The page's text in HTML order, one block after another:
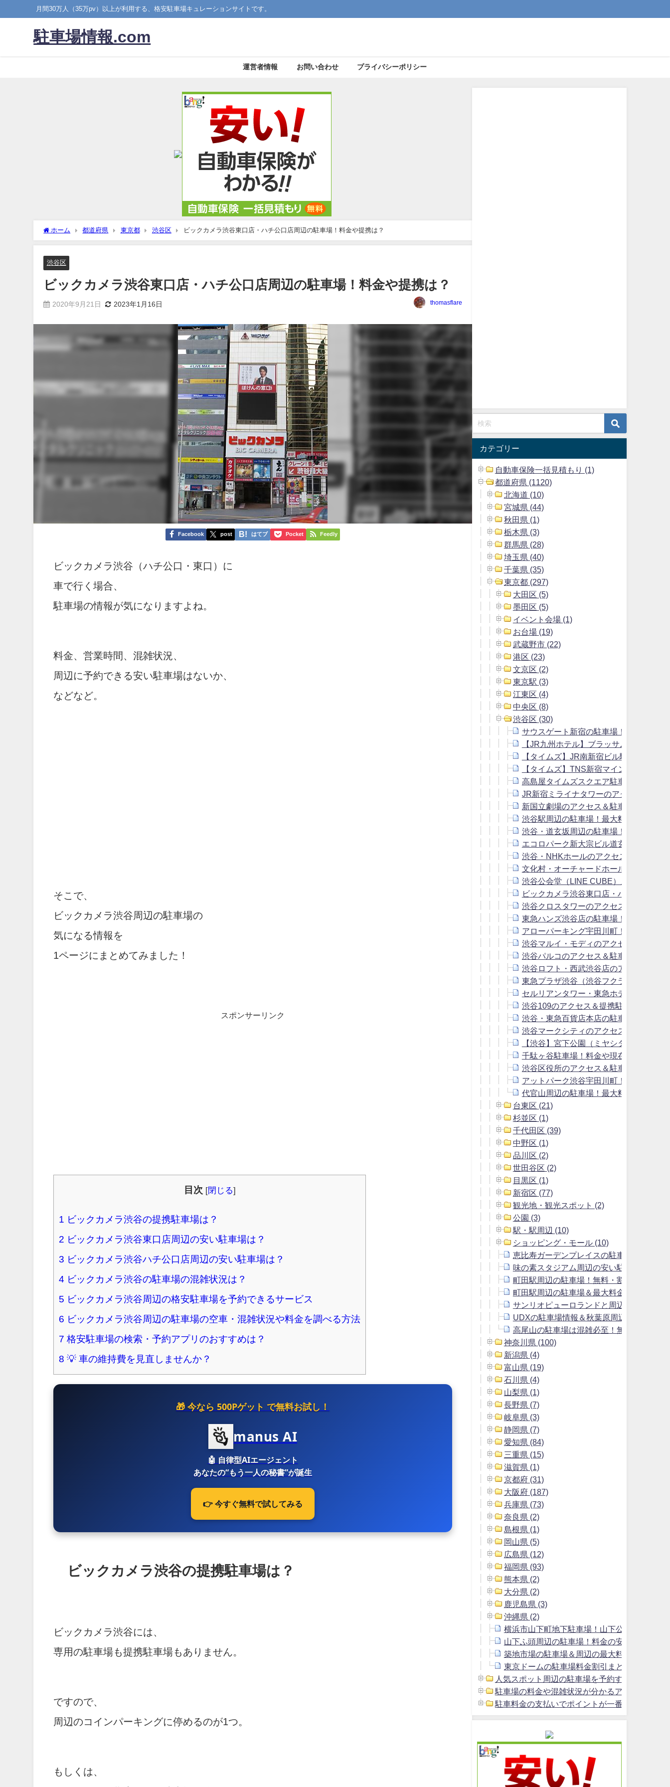
月間30万人（35万pv）以上が利用する、格安駐車場キュレーションサイトです。
駐車場情報.com
運営者情報 お問い合わせ プライバシーポリシー
ホーム 都道府県 東京都 渋谷区 ビックカメラ渋谷東口店・ハチ公口店周辺の駐車場！料金や提携は？
渋谷区
ビックカメラ渋谷東口店・ハチ公口店周辺の駐車場！料金や提携は？
2020年9月21日 2023年1月16日 thomasflare
Facebook post はてブ Pocket Feedly
ビックカメラ渋谷（ハチ公口・東口）に
車で行く場合、
駐車場の情報が気になりますよね。
料金、営業時間、混雑状況、
周辺に予約できる安い駐車場はないか、
などなど。
そこで、
ビックカメラ渋谷周辺の駐車場の
気になる情報を
1ページにまとめてみました！
スポンサーリンク
目次 [閉じる]
1 ビックカメラ渋谷の提携駐車場は？
2 ビックカメラ渋谷東口店周辺の安い駐車場は？
3 ビックカメラ渋谷ハチ公口店周辺の安い駐車場は？
4 ビックカメラ渋谷の駐車場の混雑状況は？
5 ビックカメラ渋谷周辺の格安駐車場を予約できるサービス
6 ビックカメラ渋谷周辺の駐車場の空車・混雑状況や料金を調べる方法
7 格安駐車場の検索・予約アプリのおすすめは？
8 💡 車の維持費を見直しませんか？
🎁 今なら 500Pゲット で無料お試し！
manus AI
🤖 自律型AIエージェント
あなたの“もう一人の秘書”が誕生
👉 今すぐ無料で試してみる
ビックカメラ渋谷の提携駐車場は？
ビックカメラ渋谷には、
専用の駐車場も提携駐車場もありません。
ですので、
周辺のコインパーキングに停めるのが1つ。
もしくは、
カテゴリー
自動車保険一括見積もり (1)
都道府県 (1120)
北海道 (10)
宮城県 (44)
秋田県 (1)
栃木県 (3)
群馬県 (28)
埼玉県 (40)
千葉県 (35)
東京都 (297)
大田区 (5)
墨田区 (5)
イベント会場 (1)
お台場 (19)
武蔵野市 (22)
港区 (23)
文京区 (2)
東京駅 (3)
江東区 (4)
中央区 (8)
渋谷区 (30)
サウスゲート新宿の駐車場！料金や営業
【JR九州ホテル】ブラッサム新宿の駐
【タイムズ】JR南新宿ビル駐車場！料
【タイムズ】TNS新宿マインズタワー
高島屋タイムズスクエア駐車場！料金や
JR新宿ミライナタワーのアクセス＆駐
新国立劇場のアクセス＆駐車場は安い？
渋谷駅周辺の駐車場！最大料金の安い予
渋谷・道玄坂周辺の駐車場！最大料金
エコロパーク新大宗ビル道玄坂駐車場！
渋谷・NHKホールのアクセス＆周辺の
文化村・オーチャードホールのアクセス
渋谷公会堂（LINE CUBE）周辺の駐車
ビックカメラ渋谷東口店・ハチ公口店周
渋谷クロスタワーのアクセス＆駐車場！
東急ハンズ渋谷店の駐車場！料金・混雑
アローパーキング宇田川町！料金・東急
渋谷マルイ・モディのアクセス＆駐車場
渋谷パルコのアクセス＆駐車場！料金や
渋谷ロフト・西武渋谷店のアクセス＆駐
東急プラザ渋谷（渋谷フクラス）のアク
セルリアンタワー・東急ホテルのアクセ
渋谷109のアクセス＆提携駐車場！周辺
渋谷・東急百貨店本店の駐車場！料金・
渋谷マークシティのアクセス＆駐車場！
【渋谷】宮下公園（ミヤシタパーク）の
千駄ヶ谷駐車場！料金や現在の混雑状況
渋谷区役所のアクセス＆駐車場！料金や
アットパーク渋谷宇田川町！料金や東急
代官山周辺の駐車場！最大料金2000円
台東区 (21)
杉並区 (1)
千代田区 (39)
中野区 (1)
品川区 (2)
世田谷区 (2)
目黒区 (1)
新宿区 (77)
観光地・観光スポット (2)
公園 (3)
駅・駅周辺 (10)
ショッピング・モール (10)
恵比寿ガーデンプレイスの駐車場＆恵比寿
味の素スタジアム周辺の安い駐車場＆予約
町田駅周辺の駐車場！無料・割引サービス
町田駅周辺の駐車場＆最大料金700円以下
サンリオピューロランドと周辺の駐車場！
UDXの駐車場情報＆秋葉原周辺の上限
高尾山の駐車場は混雑必至！無料駐車場に
神奈川県 (100)
新潟県 (4)
富山県 (19)
石川県 (4)
山梨県 (1)
長野県 (7)
岐阜県 (3)
静岡県 (7)
愛知県 (84)
三重県 (15)
滋賀県 (1)
京都府 (31)
大阪府 (187)
兵庫県 (73)
奈良県 (2)
島根県 (1)
岡山県 (5)
広島県 (12)
福岡県 (93)
熊本県 (2)
大分県 (2)
鹿児島県 (3)
沖縄県 (2)
横浜市山下町地下駐車場！山下公園駐車場よ
山下ふ頭周辺の駐車場！料金の安いおすすめ
築地市場の駐車場＆周辺の最大料金1800円以
東京ドームの駐車場料金割引まとめ＆周辺の
人気スポット周辺の駐車場を予約する方法 (2)
駐車場の料金や混雑状況が分かるアプリ (1)
駐車料金の支払いでポイントが一番貯まるクレ